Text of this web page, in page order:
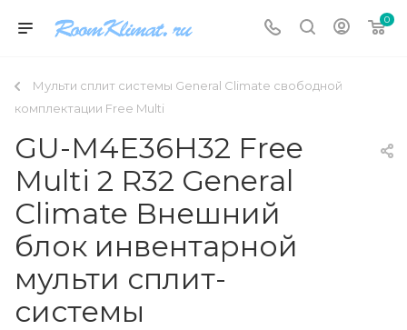
0
Мульти сплит системы General Climate свободной
комплектации Free Multi
GU-M4E36H32 Free
Multi 2 R32 General
Climate Внешний
блок инвентарной
мульти сплит-
системы